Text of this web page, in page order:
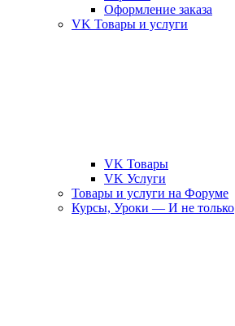
Оформление заказа
VK Товары и услуги
VK Товары
VK Услуги
Товары и услуги на Форуме
Курсы, Уроки — И не только